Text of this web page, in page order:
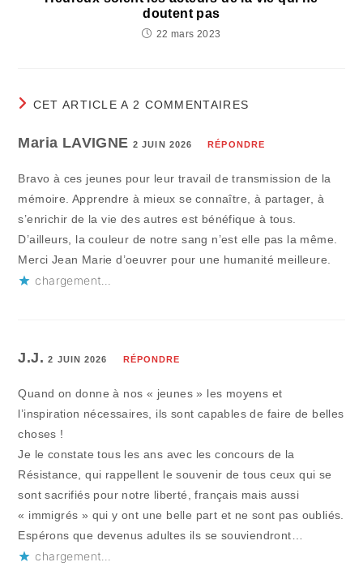
doutent pas
22 mars 2023
CET ARTICLE A 2 COMMENTAIRES
Maria LAVIGNE2 JUIN 2026 RÉPONDRE
Bravo à ces jeunes pour leur travail de transmission de la
mémoire. Apprendre à mieux se connaître, à partager, à
s’enrichir de la vie des autres est bénéfique à tous.
D’ailleurs, la couleur de notre sang n’est elle pas la même.
Merci Jean Marie d’oeuvrer pour une humanité meilleure.
chargement…
J.J.2 JUIN 2026 RÉPONDRE
Quand on donne à nos « jeunes » les moyens et
l’inspiration nécessaires, ils sont capables de faire de belles
choses !
Je le constate tous les ans avec les concours de la
Résistance, qui rappellent le souvenir de tous ceux qui se
sont sacrifiés pour notre liberté, français mais aussi
« immigrés » qui y ont une belle part et ne sont pas oubliés.
Espérons que devenus adultes ils se souviendront…
chargement…